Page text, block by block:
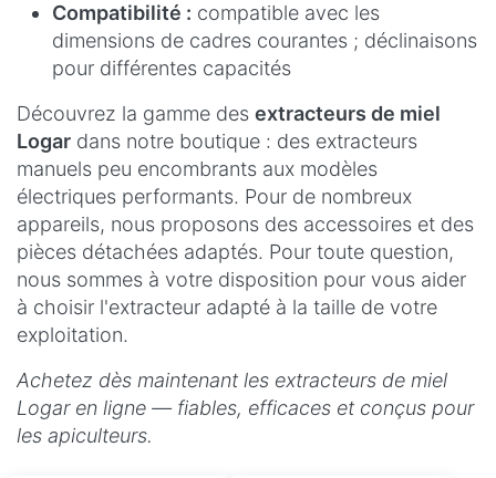
Compatibilité : compatible avec les
dimensions de cadres courantes ; déclinaisons
pour différentes capacités
Découvrez la gamme des extracteurs de miel
Logar dans notre boutique : des extracteurs
manuels peu encombrants aux modèles
électriques performants. Pour de nombreux
appareils, nous proposons des accessoires et des
pièces détachées adaptés. Pour toute question,
nous sommes à votre disposition pour vous aider
à choisir l'extracteur adapté à la taille de votre
exploitation.
Achetez dès maintenant les extracteurs de miel
Logar en ligne — fiables, efficaces et conçus pour
les apiculteurs.